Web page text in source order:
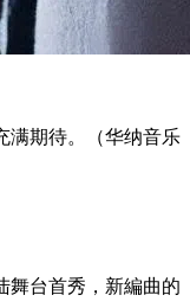
满期待。（华纳音乐
舞台首秀，新編曲的